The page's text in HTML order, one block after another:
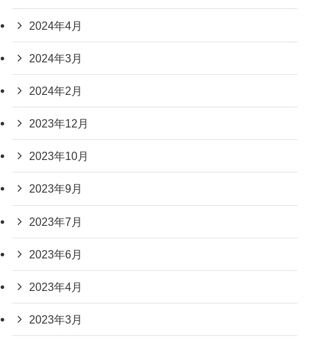
2024年4月
2024年3月
2024年2月
2023年12月
2023年10月
2023年9月
2023年7月
2023年6月
2023年4月
2023年3月